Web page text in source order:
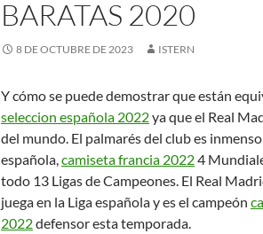
BARATAS 2020
8 DE OCTUBRE DE 2023 ISTERN
Y cómo se puede demostrar que están
seleccion española 2022ya que el Real
del mundo. El palmarés del club es
española,camiseta francia 20224
todo 13 Ligas de Campeones. El Real
juega en la Liga española y es el campeón
2022defensor esta temporada.